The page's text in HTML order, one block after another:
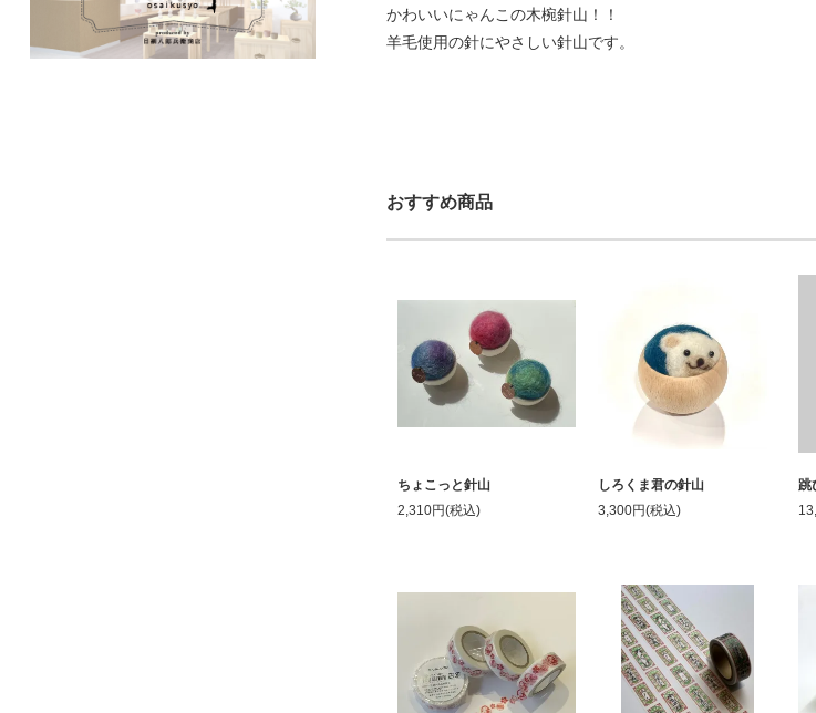
かわいいにゃんこの木椀針山！！
羊毛使用の針にやさしい針山です。
おすすめ商品
ちょこっと針山
2,310円(税込)
しろくま君の針山
3,300円(税込)
跳